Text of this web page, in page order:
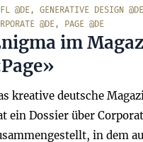
@DE, GENERATIVE DESIGN @DE
@DE, PAGE @DE
im
kreative deutsche
ein Dossier über
in dem